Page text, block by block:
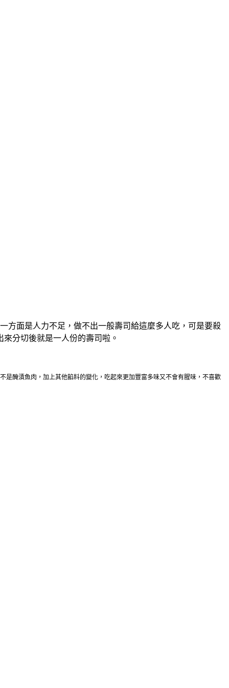
方面是人力不足，做不出一般壽司給這麼多人吃，可是要殺
分切後就是一人份的壽司啦。
醃漬魚肉，加上其他餡料的變化，吃起來更加豐富多味又不會有腥味，不喜歡